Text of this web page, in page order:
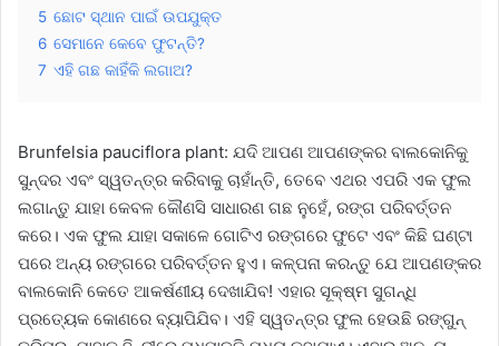
5 ଛୋଟ ସ୍ଥାନ ପାଇଁ ଉପଯୁକ୍ତ
6 ସେମାନେ କେବେ ଫୁଟନ୍ତି?
7 ଏହି ଗଛ କାହିଁକି ଲଗାଅ?
Brunfelsia pauciflora plant: ଯଦି ଆପଣ ଆପଣଙ୍କର ବାଲକୋନିକୁ
ସୁନ୍ଦର ଏବଂ ସ୍ୱତନ୍ତ୍ର କରିବାକୁ ଚାହାଁନ୍ତି, ତେବେ ଏଥର ଏପରି ଏକ ଫୁଲ
ଲଗାନ୍ତୁ ଯାହା କେବଳ କୌଣସି ସାଧାରଣ ଗଛ ନୁହେଁ, ରଙ୍ଗ ପରିବର୍ତ୍ତନ
କରେ। ଏକ ଫୁଲ ଯାହା ସକାଳେ ଗୋଟିଏ ରଙ୍ଗରେ ଫୁଟେ ଏବଂ କିଛି ଘଣ୍ଟା
ପରେ ଅନ୍ୟ ରଙ୍ଗରେ ପରିବର୍ତ୍ତନ ହୁଏ। କଳ୍ପନା କରନ୍ତୁ ଯେ ଆପଣଙ୍କର
ବାଲକୋନି କେତେ ଆକର୍ଷଣୀୟ ଦେଖାଯିବ! ଏହାର ସୂକ୍ଷ୍ମ ସୁଗନ୍ଧି
ପ୍ରତ୍ୟେକ କୋଣରେ ବ୍ୟାପିଯିବ। ଏହି ସ୍ୱତନ୍ତ୍ର ଫୁଲ ହେଉଛି ରଙ୍ଗୁନ୍